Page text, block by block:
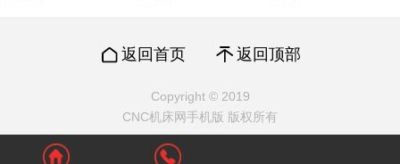
返回首页 返回顶部
Copyright © 2019
CNC机床网手机版 版权所有